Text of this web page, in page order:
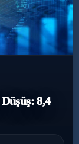
›
›
8,4